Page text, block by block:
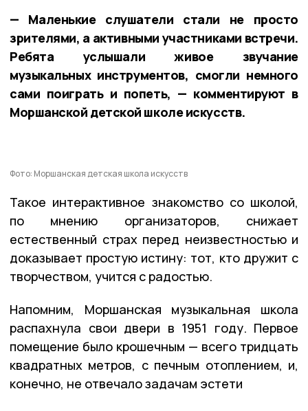
— Маленькие слушатели стали не просто
зрителями, а активными участниками встречи.
Ребята услышали живое звучание
музыкальных инструментов, смогли немного
сами поиграть и попеть, — комментируют в
Моршанской детской школе искусств.
Фото: Моршанская детская школа искусств
Такое интерактивное знакомство со школой,
по мнению организаторов, снижает
естественный страх перед неизвестностью и
доказывает простую истину: тот, кто дружит с
творчеством, учится с радостью.
Напомним, Моршанская музыкальная школа
распахнула свои двери в 1951 году. Первое
помещение было крошечным — всего тридцать
квадратных метров, с печным отоплением, и,
конечно, не отвечало задачам эстети